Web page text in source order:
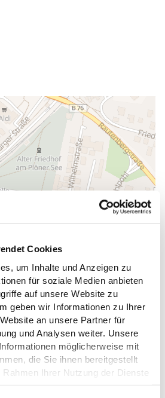
Cookies
um Inhalte und Anzeigen zu
für soziale Medien anbieten
auf unsere Website zu
geben wir Informationen zu Ihrer
an unsere Partner für
und Analysen weiter. Unsere
möglicherweise mit
die Sie ihnen bereitgestellt
Ihrer Nutzung der Dienste
DICH AUCH